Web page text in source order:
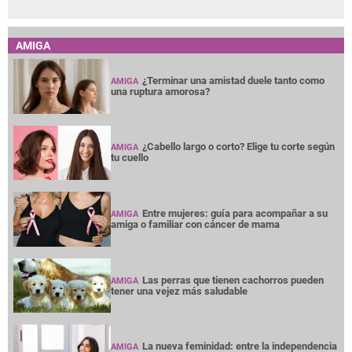
AMIGA
AMIGA ¿Terminar una amistad duele tanto como
una ruptura amorosa?
AMIGA ¿Cabello largo o corto? Elige tu corte según
tu cuello
AMIGA Entre mujeres: guía para acompañar a su
amiga o familiar con cáncer de mama
AMIGA Las perras que tienen cachorros pueden
tener una vejez más saludable
AMIGA La nueva feminidad: entre la independencia